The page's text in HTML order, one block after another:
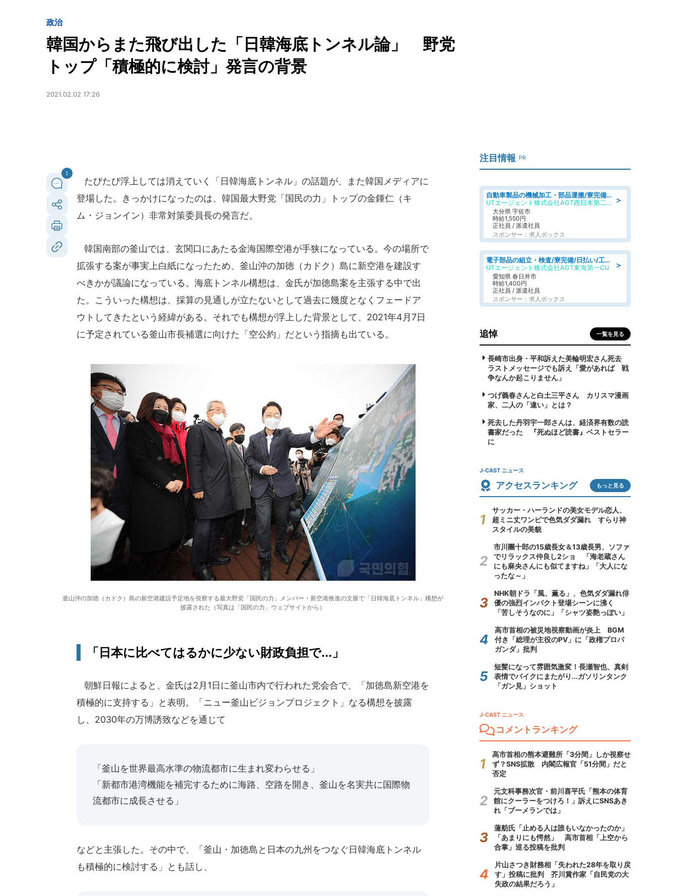
政治
韓国からまた飛び出した「日韓海底トンネル論」 野党
トップ「積極的に検討」発言の背景
2021.02.02 17:26
1
たびたび浮上しては消えていく「日韓海底トンネル」の話題が、また韓国メディアに
登場した。きっかけになったのは、韓国最大野党「国民の力」トップの金鍾仁（キ
ム・ジョンイン）非常対策委員長の発言だ。
韓国南部の釜山では、玄関口にあたる金海国際空港が手狭になっている。今の場所で
拡張する案が事実上白紙になったため、釜山沖の加徳（カドク）島に新空港を建設す
べきかが議論になっている。海底トンネル構想は、金氏が加徳島案を主張する中で出
た。こういった構想は、採算の見通しが立たないとして過去に幾度となくフェードア
ウトしてきたという経緯がある。それでも構想が浮上した背景として、2021年4月7日
に予定されている釜山市長補選に向けた「空公約」だという指摘も出ている。
釜山沖の加徳（カドク）島の新空港建設予定地を視察する最大野党「国民の力」メンバー・新空港推進の文脈で「日韓海底トンネル」構想が
披露された（写真は「国民の力」ウェブサイトから）
「日本に比べてはるかに少ない財政負担で...」
朝鮮日報によると、金氏は2月1日に釜山市内で行われた党会合で、「加徳島新空港を
積極的に支持する」と表明。「ニュー釜山ビジョンプロジェクト」なる構想を披露
し、2030年の万博誘致などを通じて
「釜山を世界最高水準の物流都市に生まれ変わらせる」
「新都市港湾機能を補完するために海路、空路を開き、釜山を名実共に国際物
流都市に成長させる」
などと主張した。その中で、「釜山・加徳島と日本の九州をつなぐ日韓海底トンネル
も積極的に検討する」とも話し、
注目情報 PR
＞
自動車製品の機械加工・部品運搬/寮完備/日払い/工場・製造
UTエージェント株式会社AGT西日本第二CU
大分県 宇佐市
時給1,550円
正社員 / 派遣社員
スポンサー：求人ボックス
＞
電子部品の組立・検査/寮完備/日払い/工場・製造
UTエージェント株式会社AGT東海第一CU
愛知県 春日井市
時給1,400円
正社員 / 派遣社員
スポンサー：求人ボックス
追悼 一覧を見る
長崎市出身・平和訴えた美輪明宏さん死去
ラストメッセージでも訴え「愛があれば 戦
争なんか起こりません」
つげ義春さんと白土三平さん カリスマ漫画
家、二人の「違い」とは？
死去した丹羽宇一郎さんは、経済界有数の読
書家だった 『死ぬほど読書』ベストセラー
に
J-CAST ニュース
アクセスランキング もっと見る
サッカー・ハーランドの美女モデル恋人、
超ミニ丈ワンピで色気ダダ漏れ すらり神
スタイルの美貌
市川團十郎の15歳長女＆13歳長男、ソファ
でリラックス仲良し2ショ 「海老蔵さん
にも麻央さんにも似てますね」「大人にな
ったな～」
NHK朝ドラ「風、薫る」、色気ダダ漏れ俳
優の強烈インパクト登場シーンに沸く
「苦しそうなのに」「シャツ姿艶っぽい」
高市首相の被災地視察動画が炎上 BGM
付き「総理が主役のPV」に「政権プロパ
ガンダ」批判
短髪になって雰囲気激変！長瀬智也、真剣
表情でバイクにまたがり...ガソリンタンク
「ガン見」ショット
J-CAST ニュース
コメントランキング
高市首相の熊本避難所「3分間」しか視察せ
ず？SNS拡散 内閣広報官「51分間」だと
否定
元文科事務次官・前川喜平氏「熊本の体育
館にクーラーをつけろ！」訴えにSNSあき
れ「ブーメランでは」
蓮舫氏「止める人は誰もいなかったのか」
「あまりにも愕然」 高市首相「上空から
合掌」巡る投稿を批判
片山さつき財務相「失われた28年を取り戻
す」投稿に批判 芥川賞作家「自民党の大
失政の結果だろう」